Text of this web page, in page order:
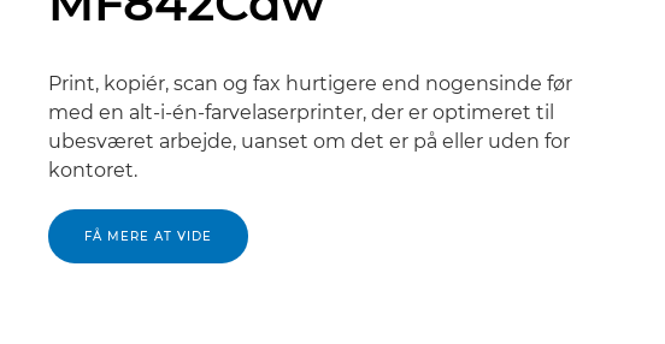
Print, kopiér, scan og fax hurtigere end nogensinde før
med en alt-i-én-farvelaserprinter, der er optimeret til
ubesværet arbejde, uanset om det er på eller uden for
kontoret.
FÅ MERE AT VIDE